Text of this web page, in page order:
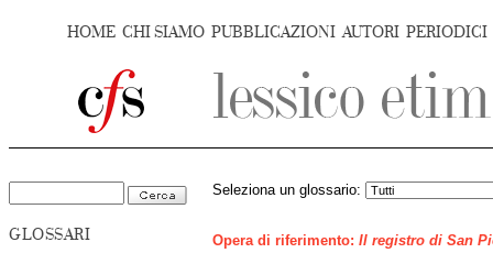
HOME CHI SIAMO PUBBLICAZIONI AUTORI PERIODICI
GLOSSARI
Seleziona un glossario:
Opera di riferimento: Il registro di San